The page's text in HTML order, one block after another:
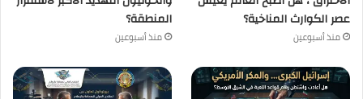
عصر الكوارث المناخية؟
منذ أسبوعين
المنطقة؟
منذ أسبوعين